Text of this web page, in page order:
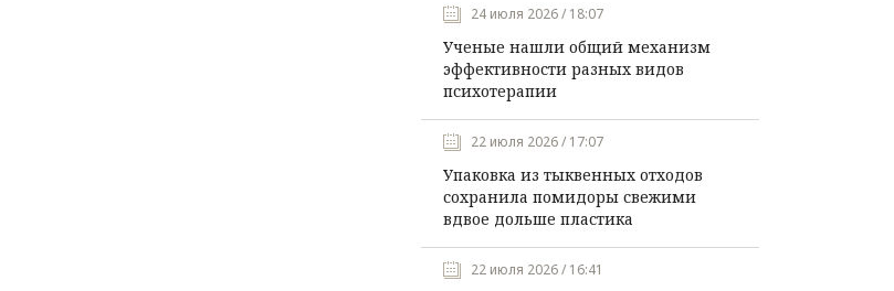
24 июля 2026 / 18:07
Ученые нашли общий механизм
эффективности разных видов
психотерапии
22 июля 2026 / 17:07
Упаковка из тыквенных отходов
сохранила помидоры свежими
вдвое дольше пластика
22 июля 2026 / 16:41